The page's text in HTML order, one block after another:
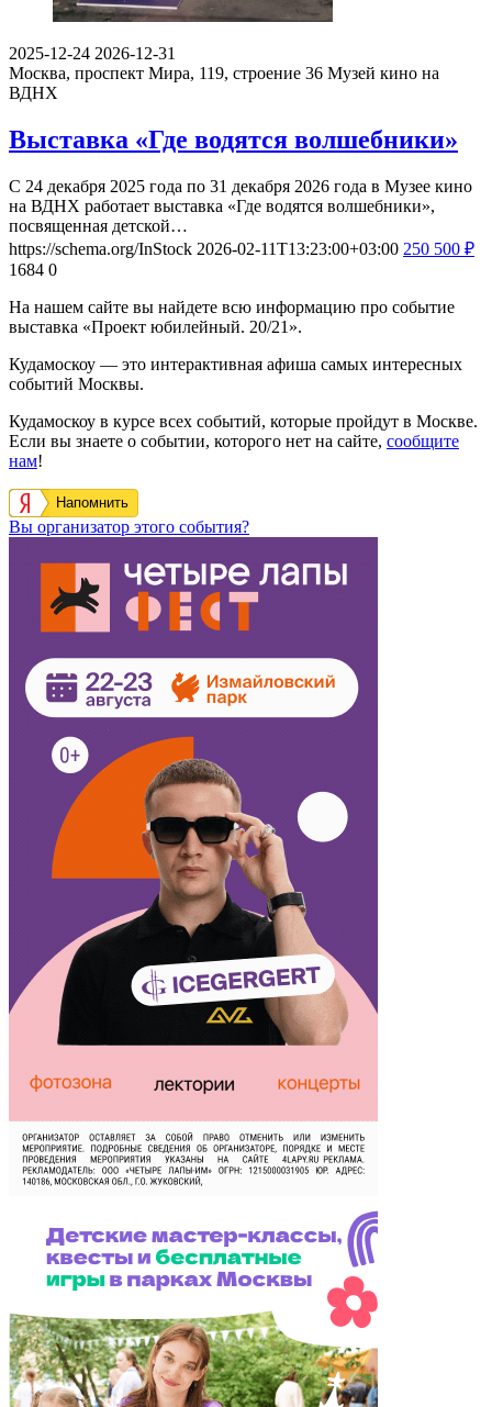
2025-12-24 2026-12-31
Москва, проспект Мира, 119, строение 36 Музей кино на
ВДНХ
Выставка «Где водятся волшебники»
С 24 декабря 2025 года по 31 декабря 2026 года в Музее кино
на ВДНХ работает выставка «Где водятся волшебники»,
посвященная детской…
https://schema.org/InStock 2026-02-11T13:23:00+03:00 250 500 ₽
1684 0
На нашем сайте вы найдете всю информацию про событие
выставка «Проект юбилейный. 20/21».
Кудамоскоу — это интерактивная афиша самых интересных
событий Москвы.
Кудамоскоу в курсе всех событий, которые пройдут в Москве.
Если вы знаете о событии, которого нет на сайте, сообщите
нам!
Напомнить
Вы организатор этого события?